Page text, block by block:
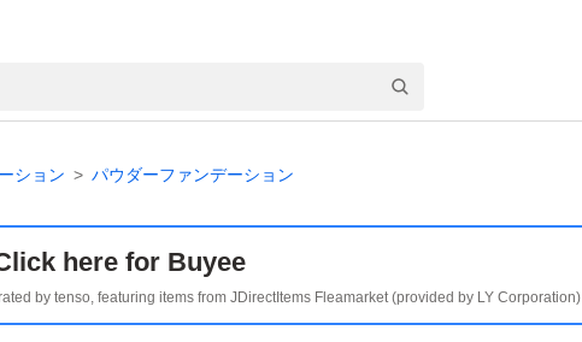
ション パウダーファンデーション
here for Buyee
by tenso, featuring items from JDirectItems Fleamarket (provided by LY Corporation)